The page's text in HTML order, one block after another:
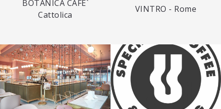
BOTANICA CAFE`
Cattolica
VINTRO - Rome